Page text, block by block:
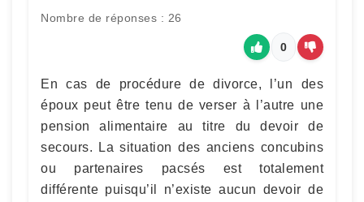
Nombre de réponses : 26
0
En cas de procédure de divorce, l’un des
époux peut être tenu de verser à l’autre une
pension alimentaire au titre du devoir de
secours. La situation des anciens concubins
ou partenaires pacsés est totalement
différente puisqu’il n’existe aucun devoir de